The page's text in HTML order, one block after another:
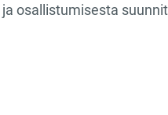
osallistumisesta